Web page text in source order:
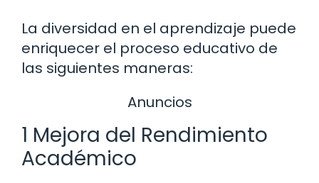
La diversidad en el aprendizaje puede
enriquecer el proceso educativo de
las siguientes maneras:
Anuncios
1 Mejora del Rendimiento
Académico